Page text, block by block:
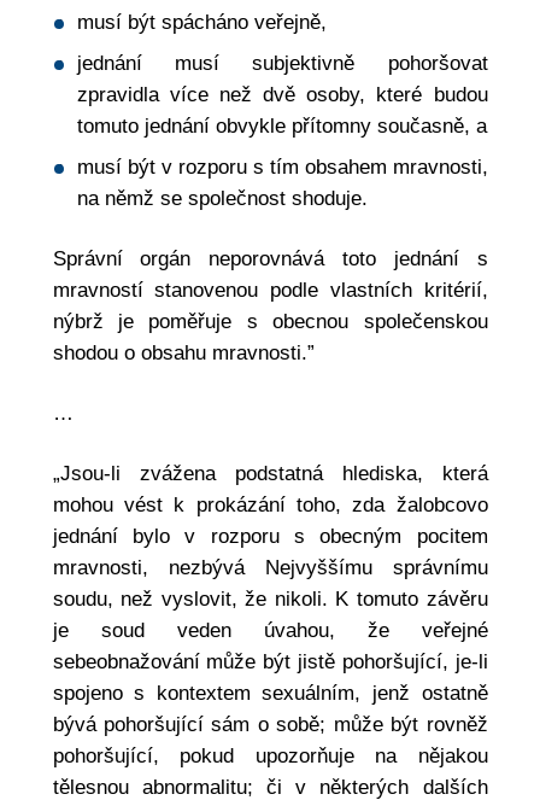
musí být spácháno veřejně,
jednání musí subjektivně pohoršovat
zpravidla více než dvě osoby, které budou
tomuto jednání obvykle přítomny současně, a
musí být v rozporu s tím obsahem mravnosti,
na němž se společnost shoduje.
Správní orgán neporovnává toto jednání s
mravností stanovenou podle vlastních kritérií,
nýbrž je poměřuje s obecnou společenskou
shodou o obsahu mravnosti.”
…
„Jsou-li zvážena podstatná hlediska, která
mohou vést k prokázání toho, zda žalobcovo
jednání bylo v rozporu s obecným pocitem
mravnosti, nezbývá Nejvyššímu správnímu
soudu, než vyslovit, že nikoli. K tomuto závěru
je soud veden úvahou, že veřejné
sebeobnažování může být jistě pohoršující, je-li
spojeno s kontextem sexuálním, jenž ostatně
bývá pohoršující sám o sobě; může být rovněž
pohoršující, pokud upozorňuje na nějakou
tělesnou abnormalitu; či v některých dalších